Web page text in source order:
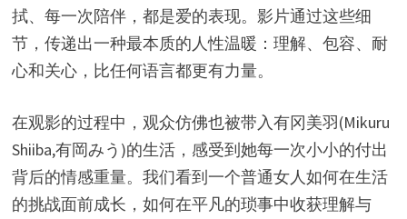
拭、每一次陪伴，都是爱的表现。影片通过这些细
节，传递出一种最本质的人性温暖：理解、包容、耐
心和关心，比任何语言都更有力量。
在观影的过程中，观众仿佛也被带入有冈美羽(Mikuru
Shiiba,有岡みう)的生活，感受到她每一次小小的付出
背后的情感重量。我们看到一个普通女人如何在生活
的挑战面前成长，如何在平凡的琐事中收获理解与